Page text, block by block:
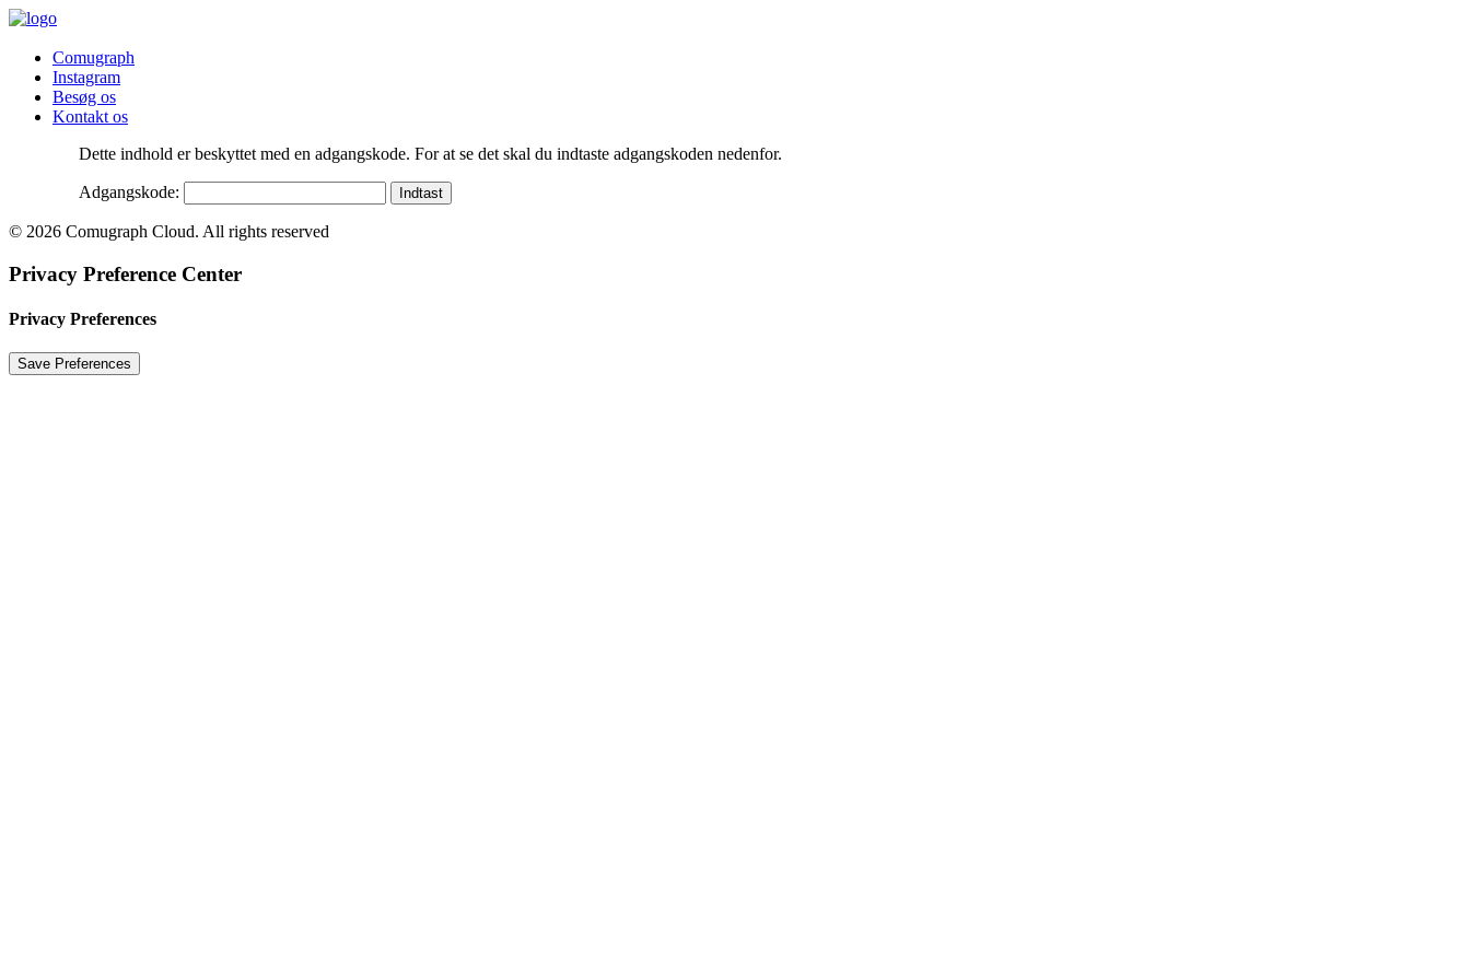
Comugraph
Instagram
Besøg os
Kontakt os
Dette indhold er beskyttet med en adgangskode. For at se det skal du indtaste adgangskoden nedenfor.
Adgangskode:
© 2026 Comugraph Cloud. All rights reserved
Privacy Preference Center
Privacy Preferences